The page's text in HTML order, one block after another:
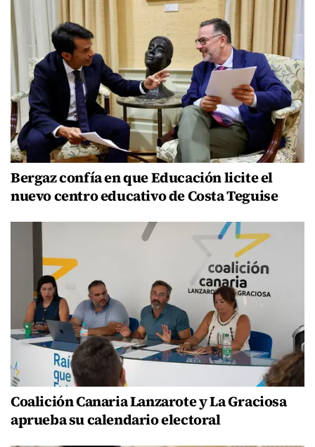
Bergaz confía en que Educación licite el
nuevo centro educativo de Costa Teguise
Coalición Canaria Lanzarote y La Graciosa
aprueba su calendario electoral